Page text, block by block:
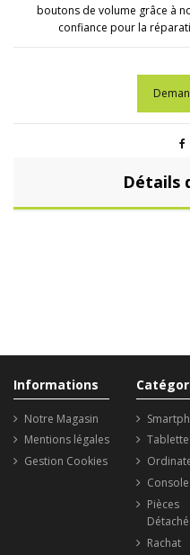
boutons de volume grâce à
confiance pour la
Détails
Informations
Notre Magasin
Mentions légales
Gestion Cookies
Tablette
Pièces
Rachat